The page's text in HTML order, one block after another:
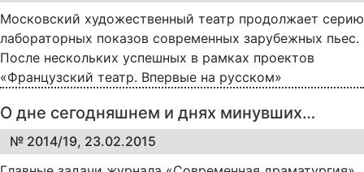
Московский художественный театр продолжает серию
лабораторных показов современных зарубежных пьес.
После нескольких успешных в рамках проектов
«Французский театр. Впервые на русском»
О дне сегодняшнем и днях минувших…
№ 2014/19, 23.02.2015